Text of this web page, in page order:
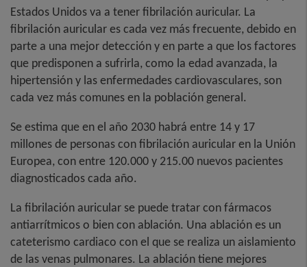
Estados Unidos va a tener fibrilación auricular. La
fibrilación auricular es cada vez más frecuente, debido en
parte a una mejor detección y en parte a que los factores
que predisponen a sufrirla, como la edad avanzada, la
hipertensión y las enfermedades cardiovasculares, son
cada vez más comunes en la población general.
Se estima que en el año 2030 habrá entre 14 y 17
millones de personas con fibrilación auricular en la Unión
Europea, con entre 120.000 y 215.00 nuevos pacientes
diagnosticados cada año.
La fibrilación auricular se puede tratar con fármacos
antiarrítmicos o bien con ablación. Una ablación es un
cateterismo cardiaco con el que se realiza un aislamiento
de las venas pulmonares. La ablación tiene mejores